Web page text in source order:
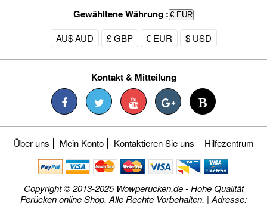
Gewähltene Währung : € EUR
AU$ AUD £ GBP € EUR $ USD
Kontakt & Mitteilung
Über uns Mein Konto Kontaktieren Sie uns Hilfezentrum
Copyright © 2013-2025 Wowperucken.de - Hohe Qualität
Perücken online Shop. Alle Rechte Vorbehalten. | Adresse: